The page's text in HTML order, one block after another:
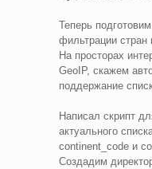
Теперь
фильтрации стран
На просторах
GeoIP, скажем
поддержание
Написал скрипт
актуального
continent_code и
Создадим